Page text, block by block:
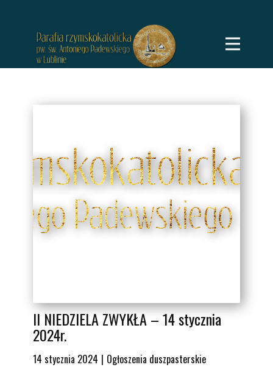
II NIEDZIELA ZWYKŁA – 14 stycznia
2024r.
14 stycznia 2024
Ogłoszenia duszpasterskie